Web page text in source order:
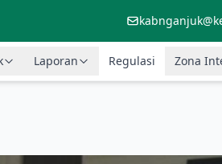
Laporan Regulasi Zona